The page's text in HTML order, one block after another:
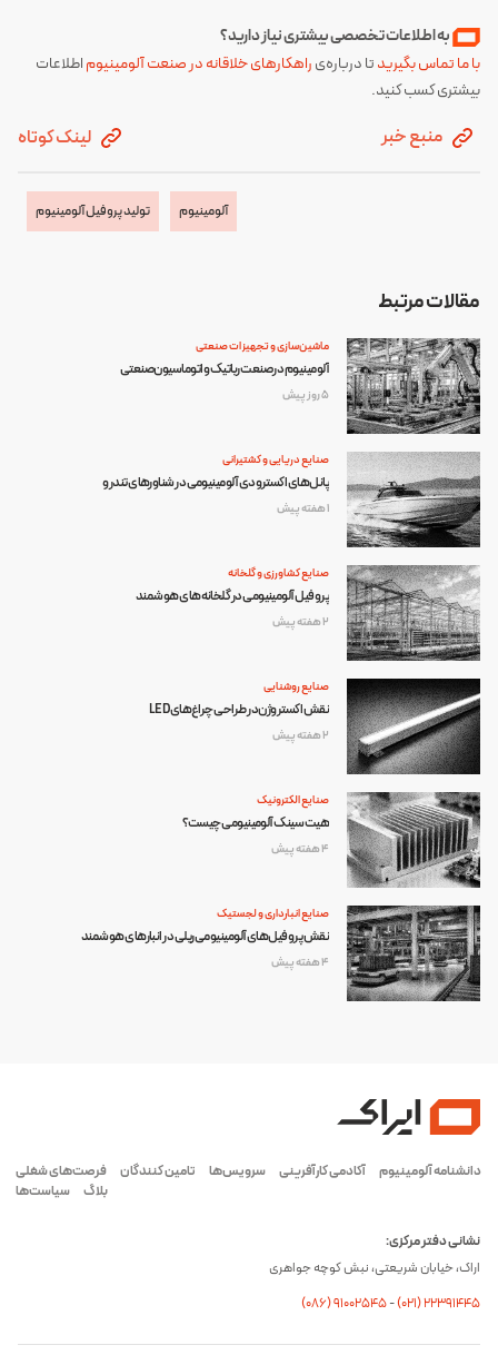
به اطلاعات تخصصی بیشتری نیاز دارید؟
با ما تماس بگیریدتا درباره‌یراهکارهای خلاقانه در صنعت آلومینیوماطلاعات
بیشتری کسب کنید.
منبع خبر لینک کوتاه
آلومینیوم تولید پروفیل آلومینیوم
مقالات مرتبط
ماشین‌سازی و تجهیزات صنعتی
آلومینیوم در صنعت رباتیک و اتوماسیون صنعتی
5 روز پیش
صنایع دریایی و کشتیرانی
پانل‌های اکسترودی آلومینیومی در شناورهای تندرو
1 هفته پیش
صنایع کشاورزی و گلخانه
پروفیل آلومینیومی در گلخانه‌های هوشمند
2 هفته پیش
صنایع روشنایی
نقش اکستروژن در طراحی چراغ‌های LED
2 هفته پیش
صنایع الکترونیک
هیت سینک آلومینیومی چیست؟
4 هفته پیش
صنایع انبارداری و لجستیک
نقش پروفیل‌های آلومینیومی ریلی در انبارهای هوشمند
4 هفته پیش
دانشنامه آلومینیوم آکادمی کارآفرینی سرویس‌ها تامین کنندگان
فرصت‌های شغلی
بلاگ
سیاست‌ها
نشانی دفتر مرکزی:
اراک، خیابان شریعتی، نبش کوچه جواهری
(۰۸۶) ۹۱۰۰۲۵۴۵-(۰21) 22391445